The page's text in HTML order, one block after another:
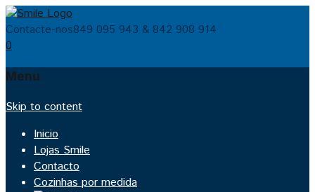
Contacte-nos849 095 943 & 842 908 914
0
Menu
Skip to content
Inicio
Lojas Smile
Contacto
Cozinhas por medida